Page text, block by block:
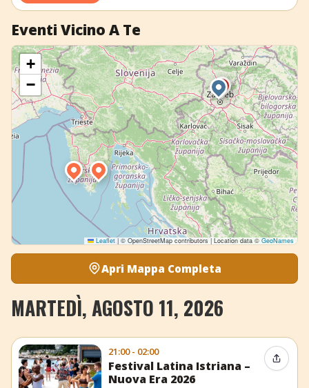
Eventi Vicino A Te
+
−
Leaflet |© OpenStreetMap contributors | Location data ©GeoNames
Apri Mappa Completa
MARTEDÌ, AGOSTO 11, 2026
21:00 - 02:00
Festival Latina Istriana –
Nuova Era 2026